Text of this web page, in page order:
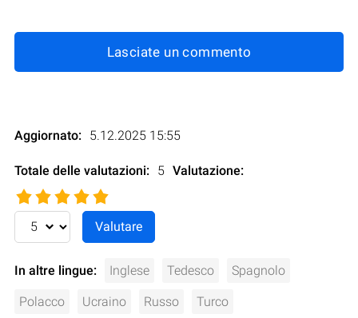
Lasciate un commento
Aggiornato: 5.12.2025 15:55
Totale delle valutazioni: 5 Valutazione:
In altre lingue: Inglese Tedesco Spagnolo
Polacco Ucraino Russo Turco